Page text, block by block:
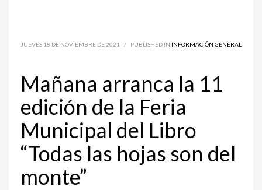
JUEVES 18 DE NOVIEMBRE DE 2021 / PUBLISHED IN INFORMACIÓN GENERAL
Mañana arranca la 11
edición de la Feria
Municipal del Libro
“Todas las hojas son del
monte”